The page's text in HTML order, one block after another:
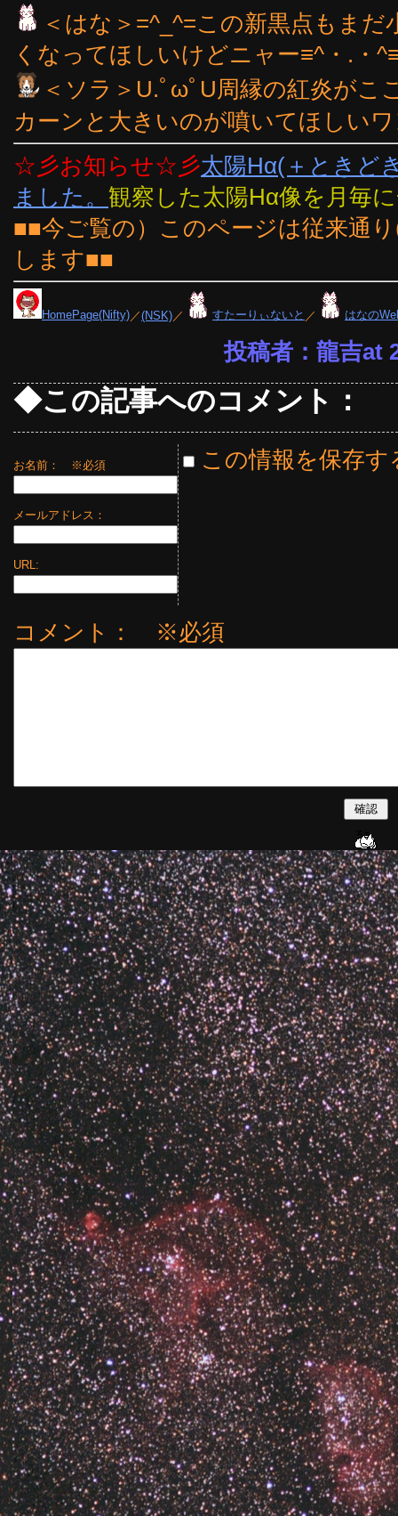
＜はな＞=^_^=この新黒点もま
くなってほしいけどニャー≡^・.・
＜ソラ＞U.ﾟωﾟU周縁の紅炎が
カーンと大きいのが噴いてほしい
☆彡お知らせ☆彡太陽Hα(＋ときど
ました。 観察した太陽Hα像を月毎
■■今ご覧の）このページは従来通
します■■
HomePage(Nifty) ／(NSK) ／ すたーりぃないと ／ はなの
投稿者：龍吉at
◆この記事へのコメント：
お名前： ※必須
メールアドレス：
URL:
この情報を保存す
コメント： ※必須